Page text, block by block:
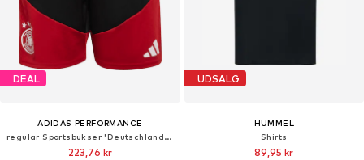
DEAL
ADIDAS PERFORMANCE
regular Sportsbukser 'Deutschland 26 Tiro'
223,76 kr
UDSALG
HUMMEL
Shirts
89,95 kr